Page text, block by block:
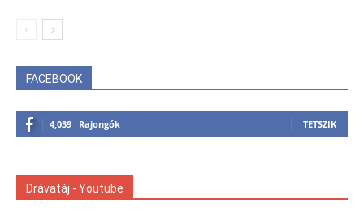
FACEBOOK
4,039 Rajongók TETSZIK
Drávatáj - Youtube